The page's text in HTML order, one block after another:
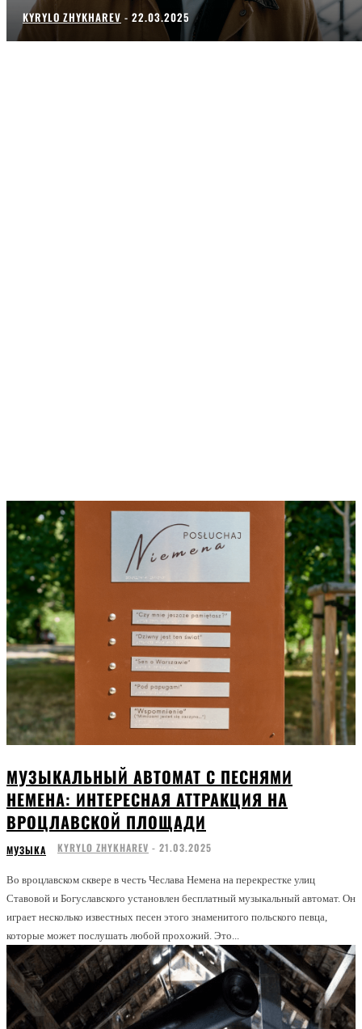
KYRYLO ZHYKHAREV - 22.03.2025
МУЗЫКАЛЬНЫЙ АВТОМАТ С ПЕСНЯМИ
НЕМЕНА: ИНТЕРЕСНАЯ АТТРАКЦИЯ НА
ВРОЦЛАВСКОЙ ПЛОЩАДИ
МУЗЫКА KYRYLO ZHYKHAREV - 21.03.2025
Во вроцлавском сквере в честь Чеслава Немена на перекрестке улиц
Ставовой и Богуславского установлен бесплатный музыкальный автомат. Он
играет несколько известных песен этого знаменитого польского певца,
которые может послушать любой прохожий. Это...